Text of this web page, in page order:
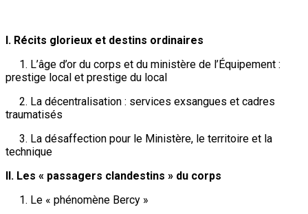
I. Récits glorieux et destins ordinaires
1. L’âge d’or du corps et du ministère de l’Équipement :
prestige local et prestige du local
2. La décentralisation : services exsangues et cadres
traumatisés
3. La désaffection pour le Ministère, le territoire et la
technique
II. Les « passagers clandestins » du corps
1. Le « phénomène Bercy »